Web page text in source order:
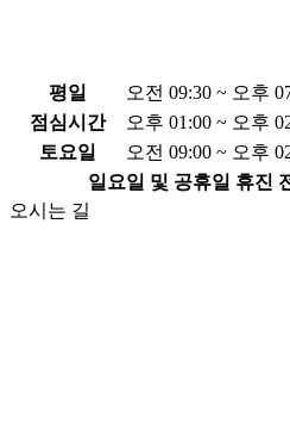
평일
오전 09:30 ~ 오후
점심시간
오후 01:00 ~ 오후
토요일
오전 09:00 ~ 오후
일요일 및 공휴일 휴진
오시는 길